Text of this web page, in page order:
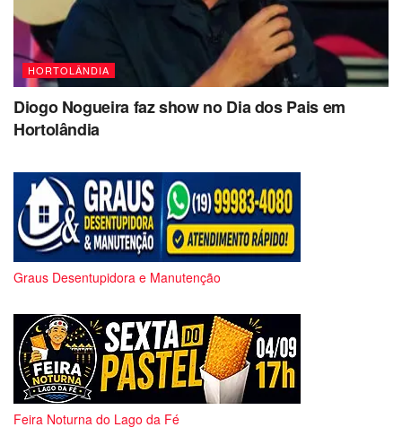
HORTOLÂNDIA
Diogo Nogueira faz show no Dia dos Pais em
Hortolândia
Graus Desentupidora e Manutenção
Feira Noturna do Lago da Fé